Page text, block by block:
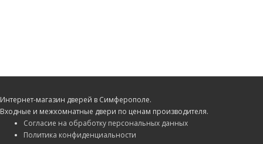
Интернет-магазин дверей в Симферополе.
Входные и межкомнатные двери по ценам производителя.
Согласие на обработку персональных данных
Политика конфиденциальности